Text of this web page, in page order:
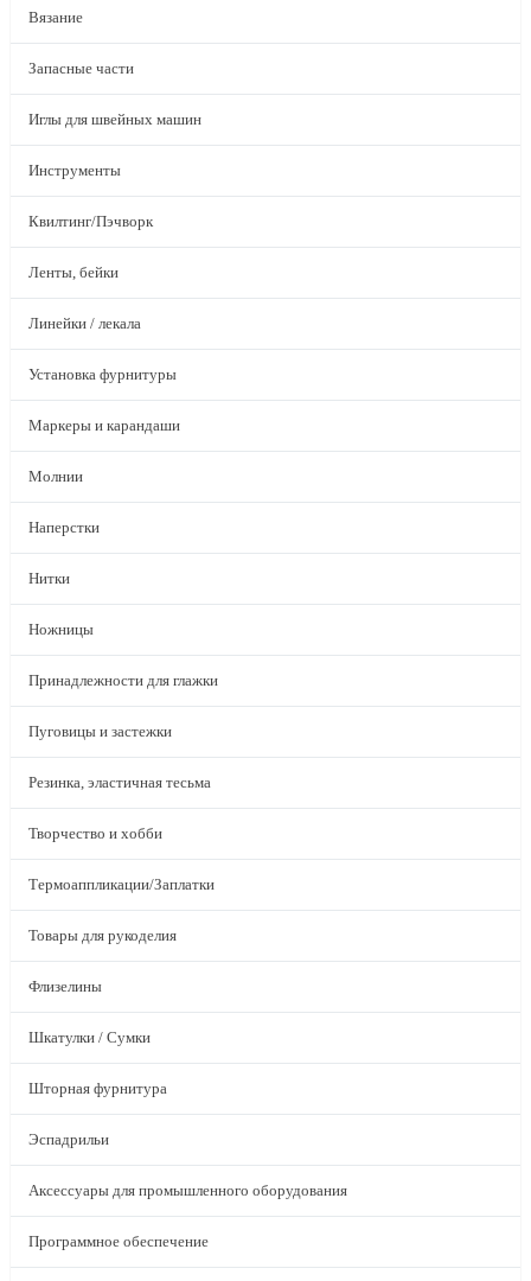
Вязание
Запасные части
Иглы для швейных машин
Инструменты
Квилтинг/Пэчворк
Ленты, бейки
Линейки / лекала
Установка фурнитуры
Маркеры и карандаши
Молнии
Наперстки
Нитки
Ножницы
Принадлежности для глажки
Пуговицы и застежки
Резинка, эластичная тесьма
Творчество и хобби
Термоаппликации/Заплатки
Товары для рукоделия
Флизелины
Шкатулки / Сумки
Шторная фурнитура
Эспадрильи
Аксессуары для промышленного оборудования
Программное обеспечение